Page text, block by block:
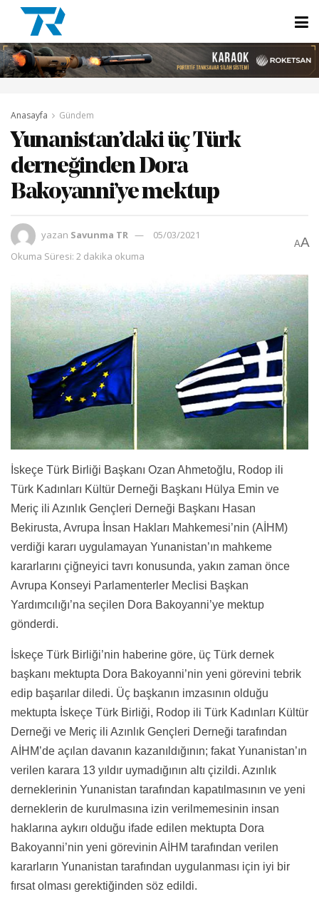
Anasayfa Gündem
Yunanistan’daki üç Türk
derneğinden Dora
Bakoyanni’ye mektup
yazan Savunma TR
05/03/2021
Okuma Süresi: 2 dakika okuma
AA
İskeçe Türk Birliği Başkanı Ozan Ahmetoğlu, Rodop ili
Türk Kadınları Kültür Derneği Başkanı Hülya Emin ve
Meriç ili Azınlık Gençleri Derneği Başkanı Hasan
Bekirusta, Avrupa İnsan Hakları Mahkemesi’nin (AİHM)
verdiği kararı uygulamayan Yunanistan’ın mahkeme
kararlarını çiğneyici tavrı konusunda, yakın zaman önce
Avrupa Konseyi Parlamenterler Meclisi Başkan
Yardımcılığı’na seçilen Dora Bakoyanni’ye mektup
gönderdi.
İskeçe Türk Birliği’nin haberine göre, üç Türk dernek
başkanı mektupta Dora Bakoyanni’nin yeni görevini tebrik
edip başarılar diledi. Üç başkanın imzasının olduğu
mektupta İskeçe Türk Birliği, Rodop ili Türk Kadınları Kültür
Derneği ve Meriç ili Azınlık Gençleri Derneği tarafından
AİHM’de açılan davanın kazanıldığının; fakat Yunanistan’ın
verilen karara 13 yıldır uymadığının altı çizildi. Azınlık
derneklerinin Yunanistan tarafından kapatılmasının ve yeni
derneklerin de kurulmasına izin verilmemesinin insan
haklarına aykırı olduğu ifade edilen mektupta Dora
Bakoyanni’nin yeni görevinin AİHM tarafından verilen
kararların Yunanistan tarafından uygulanması için iyi bir
fırsat olması gerektiğinden söz edildi.